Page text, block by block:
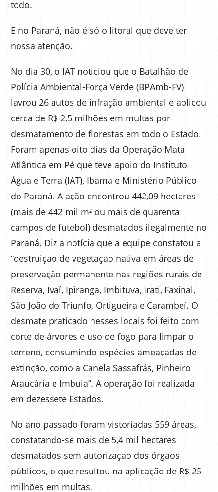
todo.
E no Paraná, não é só o litoral que deve ter
nossa atenção.
No dia 30, o IAT noticiou que o Batalhão de
Polícia Ambiental-Força Verde (BPAmb-FV)
lavrou 26 autos de infração ambiental e aplicou
cerca de R$ 2,5 milhões em multas por
desmatamento de florestas em todo o Estado.
Foram apenas oito dias da Operação Mata
Atlântica em Pé que teve apoio do Instituto
Água e Terra (IAT), Ibama e Ministério Público
do Paraná. A ação encontrou 442,09 hectares
(mais de 442 mil m² ou mais de quarenta
campos de futebol) desmatados ilegalmente no
Paraná. Diz a notícia que a equipe constatou a
“destruição de vegetação nativa em áreas de
preservação permanente nas regiões rurais de
Reserva, Ivaí, Ipiranga, Imbituva, Irati, Faxinal,
São João do Triunfo, Ortigueira e Carambeí. O
desmate praticado nesses locais foi feito com
corte de árvores e uso de fogo para limpar o
terreno, consumindo espécies ameaçadas de
extinção, como a Canela Sassafrás, Pinheiro
Araucária e Imbuia”. A operação foi realizada
em dezessete Estados.
No ano passado foram vistoriadas 559 áreas,
constatando-se mais de 5,4 mil hectares
desmatados sem autorização dos órgãos
públicos, o que resultou na aplicação de R$ 25
milhões em multas.